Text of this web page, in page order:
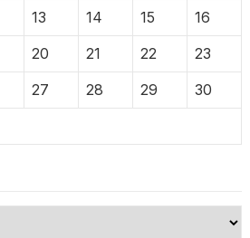
13 14 15
16
20 21 22
23
27 28 29
30